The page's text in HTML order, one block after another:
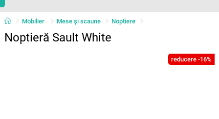
Mobilier Mese şi scaune Noptiere
Noptieră Sault White
reducere -16%